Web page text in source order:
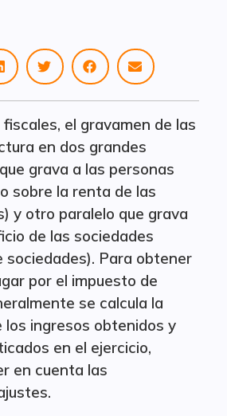
el gravamen de las
en dos grandes
grava a las personas
sobre la renta de las
y otro paralelo que grava
de las sociedades
sociedades). Para obtener
por el impuesto de
se calcula la
ingresos obtenidos y
en el ejercicio,
en cuenta las